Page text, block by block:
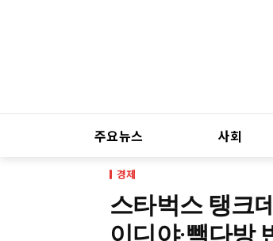
주요뉴스 사회
경제
스타벅스 탱크
이디야·빽다방